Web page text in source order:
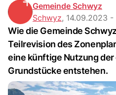
Gemeinde Schwyz
Schwyz, 14.09.2023 -
Wie die Gemeinde
Teilrevision des
eine künftige Nutzung
Grundstücke entstehen.